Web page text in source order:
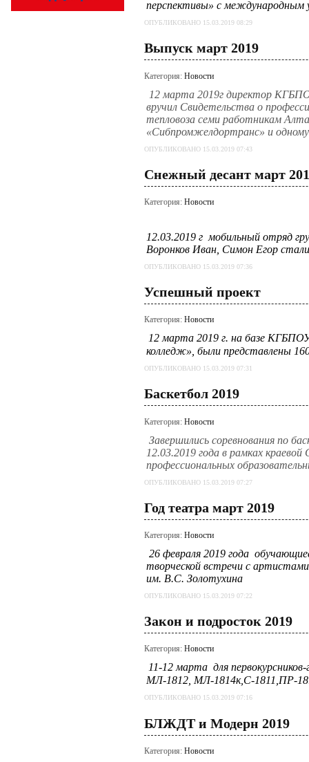
перспективы» с международным
ОПУБЛИКОВАНО 15.03.2019 08:29
Выпуск март 2019
Категория: Новости
12 марта 2019г директор
вручил Свидетельства о
тепловоза семи работникам
«Сибпромжелдортранс» и
ОПУБЛИКОВАНО 15.03.2019 07:43
Снежный десант март
Категория: Новости
12.03.2019 г мобильный отряд
Воронков Иван, Симон Егор
ОПУБЛИКОВАНО 15.03.2019 07:36
Успешный проект
Категория: Новости
12 марта 2019 г. на базе
колледж», были представлены
ОПУБЛИКОВАНО 15.03.2019 07:31
Баскетбол 2019
Категория: Новости
Завершились соревнования по
12.03.2019 года в рамках
профессиональных
ОПУБЛИКОВАНО 15.03.2019 07:27
Год театра март 2019
Категория: Новости
26 февраля 2019 года
творческой встречи с
им. В.С. Золотухина
ОПУБЛИКОВАНО 15.03.2019 07:22
Закон и подросток 2019
Категория: Новости
11-12 марта для
МЛ-1812, МЛ-1814к,С-1811,ПР-
ОПУБЛИКОВАНО 15.03.2019 07:16
БЛЖДТ и Модерн 2019
Категория: Новости